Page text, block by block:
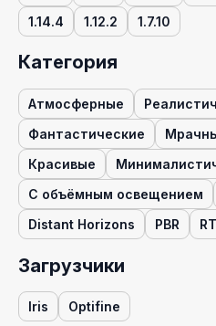
1.14.4
1.12.2 1.7.10
Категория
Атмосферные
Фантастические
Красивые
С объёмным освещением
Distant Horizons
PBR
Загрузчики
Iris Optifine